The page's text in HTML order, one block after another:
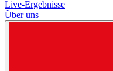
Live-Ergebnisse
Über uns